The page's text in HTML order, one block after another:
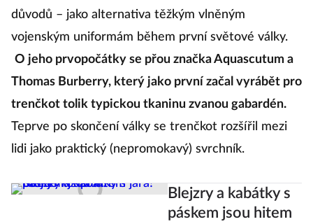
důvodů – jako alternativa těžkým vlněným
vojenským uniformám během první světové války.
O jeho prvopočátky se přou značka Aquascutum a
Thomas Burberry, který jako první začal vyrábět pro
trenčkot tolik typickou tkaninu zvanou gabardén.
Teprve po skončení války se trenčkot rozšířil mezi
lidi jako praktický (nepromokavý) svrchník.
Blejzry a kabátky s
páskem jsou hitem